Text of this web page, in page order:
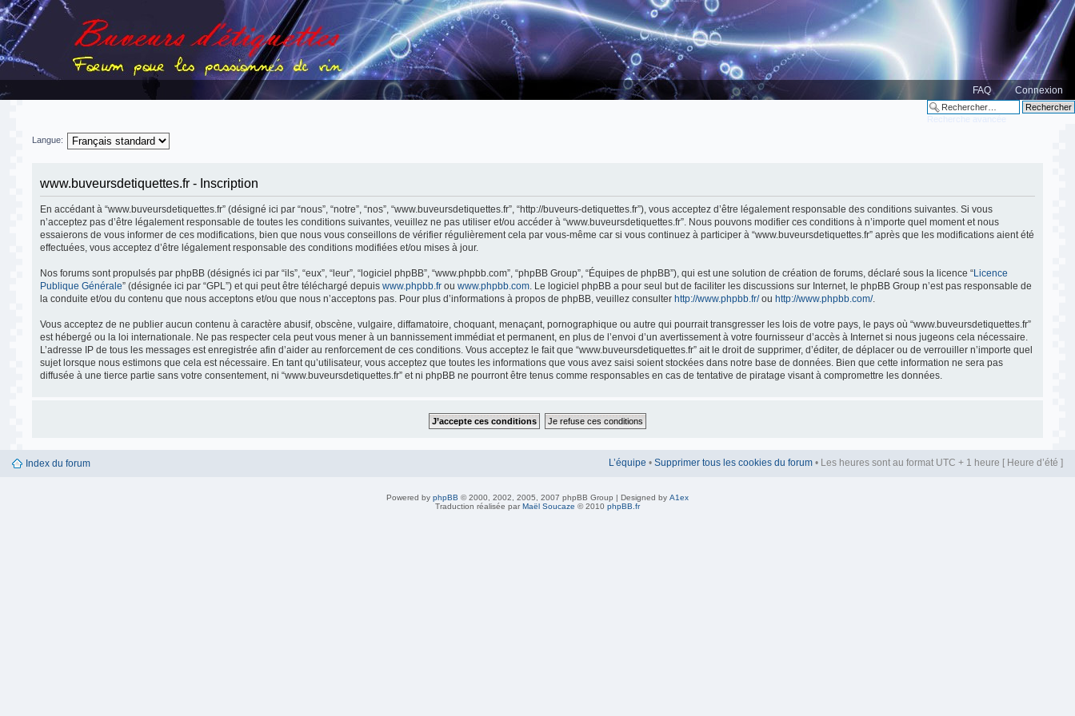
FAQ Connexion
Recherche avancée
Langue:
www.buveursdetiquettes.fr - Inscription
En accédant à “www.buveursdetiquettes.fr” (désigné ici par “nous”, “notre”, “nos”, “www.buveursdetiquettes.fr”, “http://buveurs-detiquettes.fr”), vous acceptez d’être légalement responsable des conditions suivantes. Si vous
n’acceptez pas d’être légalement responsable de toutes les conditions suivantes, veuillez ne pas utiliser et/ou accéder à “www.buveursdetiquettes.fr”. Nous pouvons modifier ces conditions à n’importe quel moment et nous
essaierons de vous informer de ces modifications, bien que nous vous conseillons de vérifier régulièrement cela par vous-même car si vous continuez à participer à “www.buveursdetiquettes.fr” après que les modifications aient été
effectuées, vous acceptez d’être légalement responsable des conditions modifiées et/ou mises à jour.
Nos forums sont propulsés par phpBB (désignés ici par “ils”, “eux”, “leur”, “logiciel phpBB”, “www.phpbb.com”, “phpBB Group”, “Équipes de phpBB”), qui est une solution de création de forums, déclaré sous la licence “Licence
Publique Générale” (désignée ici par “GPL”) et qui peut être téléchargé depuis www.phpbb.fr ou www.phpbb.com . Le logiciel phpBB a pour seul but de faciliter les discussions sur Internet, le phpBB Group n’est pas responsable de
la conduite et/ou du contenu que nous acceptons et/ou que nous n’acceptons pas. Pour plus d’informations à propos de phpBB, veuillez consulter http://www.phpbb.fr/ou http://www.phpbb.com/.
Vous acceptez de ne publier aucun contenu à caractère abusif, obscène, vulgaire, diffamatoire, choquant, menaçant, pornographique ou autre qui pourrait transgresser les lois de votre pays, le pays où “www.buveursdetiquettes.fr”
est hébergé ou la loi internationale. Ne pas respecter cela peut vous mener à un bannissement immédiat et permanent, en plus de l’envoi d’un avertissement à votre fournisseur d’accès à Internet si nous jugeons cela nécessaire.
L’adresse IP de tous les messages est enregistrée afin d’aider au renforcement de ces conditions. Vous acceptez le fait que “www.buveursdetiquettes.fr” ait le droit de supprimer, d’éditer, de déplacer ou de verrouiller n’importe quel
sujet lorsque nous estimons que cela est nécessaire. En tant qu’utilisateur, vous acceptez que toutes les informations que vous avez saisi soient stockées dans notre base de données. Bien que cette information ne sera pas
diffusée à une tierce partie sans votre consentement, ni “www.buveursdetiquettes.fr” et ni phpBB ne pourront être tenus comme responsables en cas de tentative de piratage visant à compromettre les données.
Index du forum L’équipe • Supprimer tous les cookies du forum • Les heures sont au format UTC + 1 heure [ Heure d’été ]
Powered by phpBB © 2000, 2002, 2005, 2007 phpBB Group | Designed by A1ex
Traduction réalisée par Maël Soucaze © 2010 phpBB.fr